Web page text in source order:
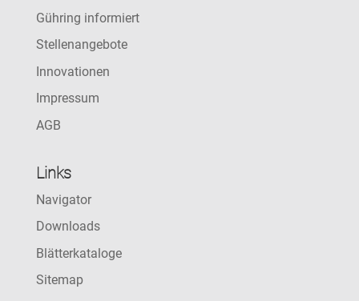
Gühring informiert
Stellenangebote
Innovationen
Impressum
AGB
Links
Navigator
Downloads
Blätterkataloge
Sitemap